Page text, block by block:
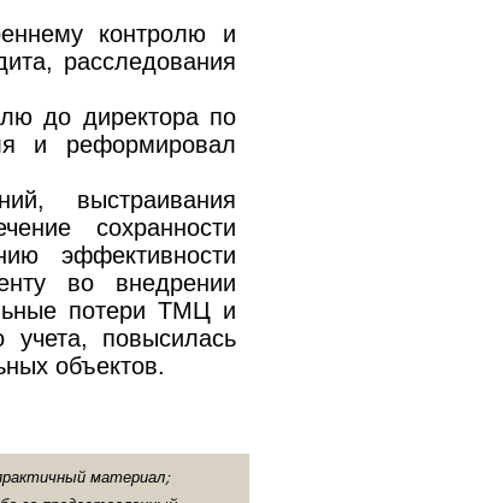
контролю и
расследования
до директора по
и реформировал
выстраивания
сохранности
эффективности
во внедрении
потери ТМЦ и
учета, повысилась
объектов.
материал;